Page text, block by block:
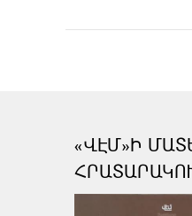
«ՎԷՄ»Ի